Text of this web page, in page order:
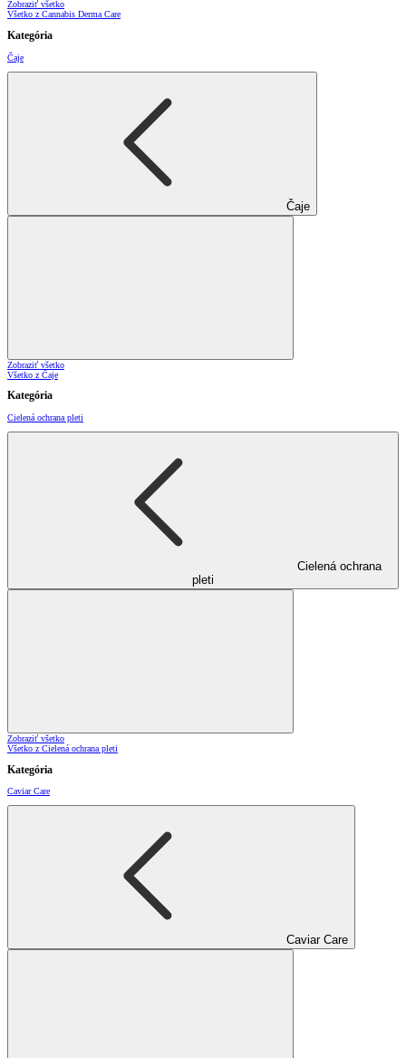
Zobraziť všetko
Všetko z Cannabis Derma Care
Kategória
Čaje
Čaje
Zobraziť všetko
Všetko z Čaje
Kategória
Cielená ochrana pleti
Cielená ochrana
pleti
Zobraziť všetko
Všetko z Cielená ochrana pleti
Kategória
Caviar Care
Caviar Care